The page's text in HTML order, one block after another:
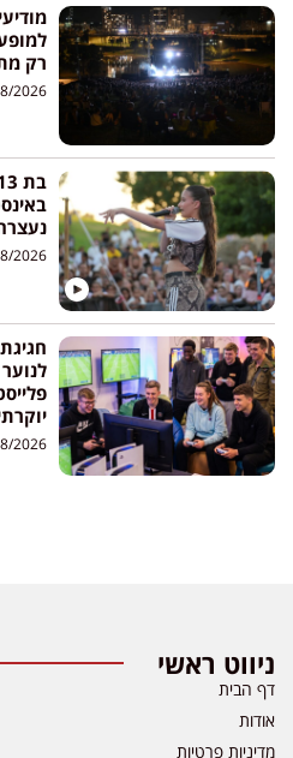
רק
2026
2026
חגיגת
2026
ניווט ראשי
דף הבית
אודות
מדיניות פרטיות